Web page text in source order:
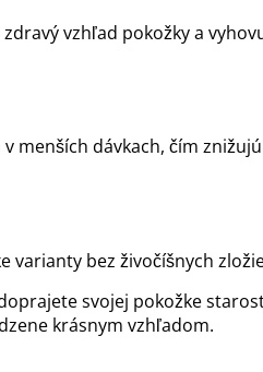
vzhľad pokožky a
menších dávkach, čím
varianty bez živočíšnych
svojej pokožke
krásnym vzhľadom.